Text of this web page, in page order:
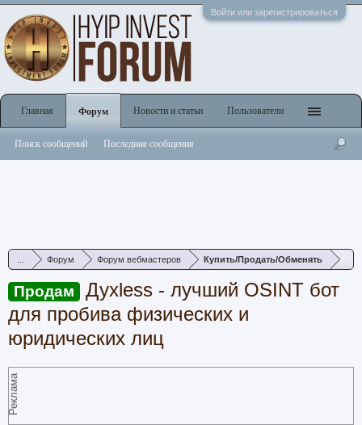
Войти или зарегистрироваться
Форум Форум вебмастеров Купить/Продать/Обменять
Продам
Духless - лучший OSINT бот
для пробива физических и
юридических лиц
Реклама
Главная Форум
Поиск сообщений Последние сообщения
Новости и статьи Пользователи